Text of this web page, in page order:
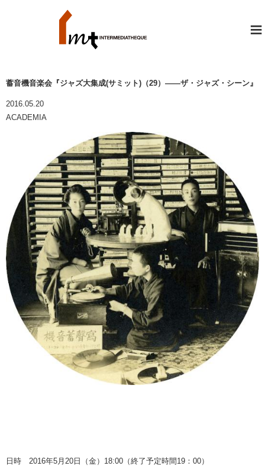
≡
蓄音機音楽会『ジャズ大集成(サミット)（29）――ザ・ジャズ・シーン』
2016.05.20
ACADEMIA
日時 2016年5月20日（金）18:00（終了予定時間19：00）